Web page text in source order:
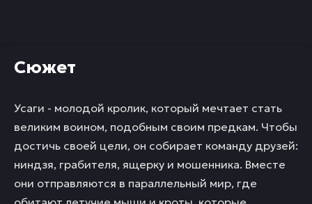
Сюжет
Усаги - молодой кролик, который мечтает стать
великим воином, подобным своим предкам. Чтобы
достичь своей цели, он собирает команду друзей:
ниндзя, грабителя, ящерку и мошенника. Вместе
они отправляются в параллельный мир, где